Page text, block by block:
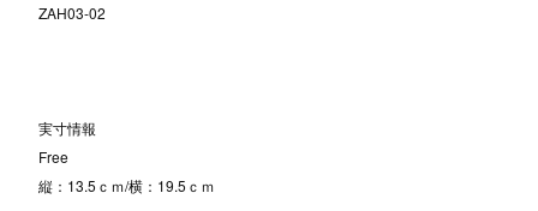
ZAH03-02
実寸情報
Free
縦：13.5ｃｍ/横：19.5ｃｍ